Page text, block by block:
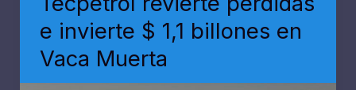
y
amenaza
costos
de
e invierte $ 1,1 billones en
Vaca Muerta